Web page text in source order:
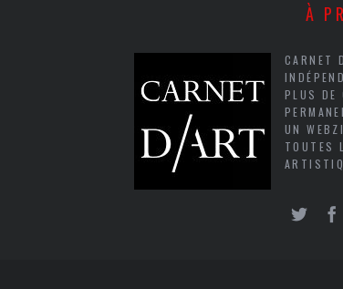
À
CARNET
PLUS DE
UN
TOUTES